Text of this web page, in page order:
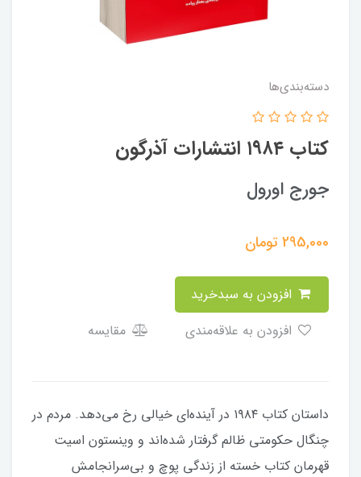
دسته‌بندی‌ها
کتاب ۱۹۸۴ انتشارات آذرگون
جورج اورول
295,000تومان
مقایسه
داستان کتاب ۱۹۸۴ در آینده‌ای خیالی رخ می‌دهد. مردم در
چنگال حکومتی ظالم گرفتار شده‌اند و وینستون اسیت
قهرمان کتاب خسته از زندگی پوچ و بی‌سرانجامش